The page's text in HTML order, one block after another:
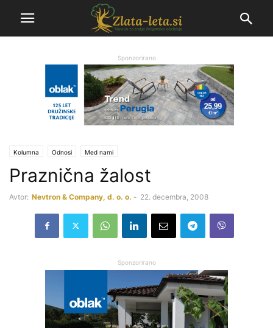
Sponzorirano
Kolumna Odnosi Med nami
Praznična žalost
Avtor: Nevtron & Company, d. o. o. - 22. decembra, 2008
Sponzorirano